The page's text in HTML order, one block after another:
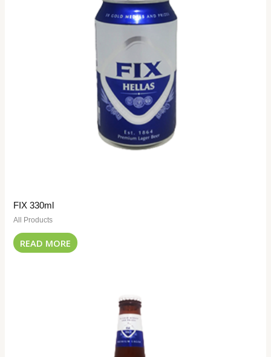
FIX 330ml
All Products
READ MORE